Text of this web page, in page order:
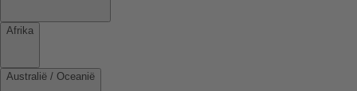
Afrika
Australië / Oceanië